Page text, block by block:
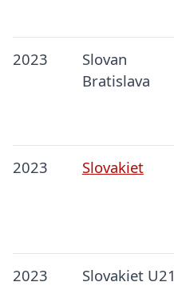
2023
Slovan
Bratislava
2023 Slovakiet
2023 Slovakiet U21